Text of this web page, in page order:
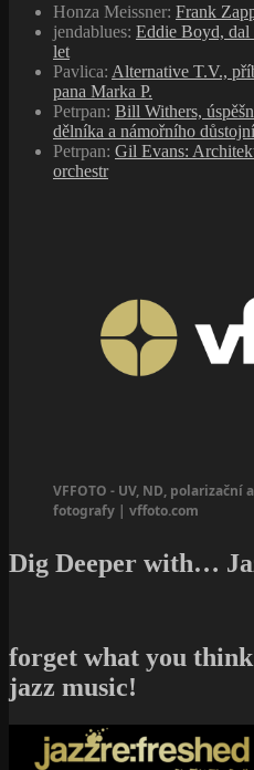
Honza Meissner: Frank
jendablues: Eddie Boyd, dal
let
Pavlica: Alternative T.V.,
pana Marka P.
Petrpan: Bill Withers,
dělníka a námořního
Petrpan: Gil Evans:
orchestr
VFFOTO - UV, ND,
fotografy | vffoto.com
Dig Deeper with…
forget what you
jazz music!